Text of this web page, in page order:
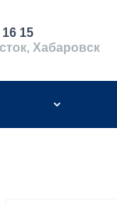
15
Хабаровск